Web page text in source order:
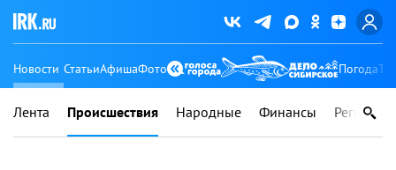
Новости СтатьиАфишаФото Погода
Лента Происшествия Народные Финансы Регионы